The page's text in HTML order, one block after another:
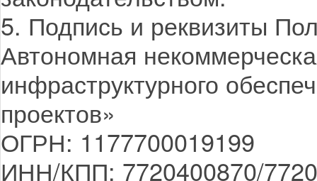
5. Подпись и реквизиты
Автономная
инфраструктурного
проектов»
ОГРН: 1177700019199
ИНН/КПП: 7720400870/